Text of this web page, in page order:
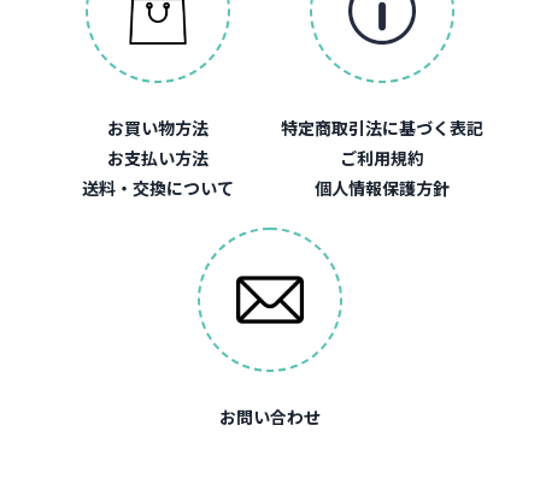
お買い物方法
お支払い方法
送料・交換について
特定商取引法に基づく表記
ご利用規約
個人情報保護方針
お問い合わせ